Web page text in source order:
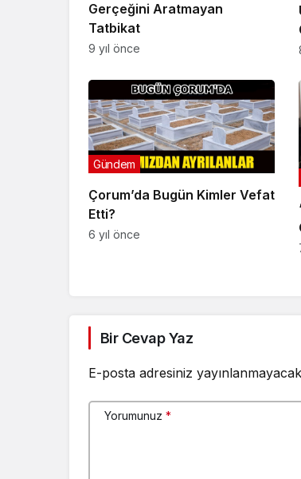
Gerçeğini Aratmayan
Tatbikat
9 yıl önce
Çorum’da Bugün Kimler Vefat
Etti?
Gündem
6 yıl önce
Bir Cevap Yaz
E-posta adresiniz
Yorumunuz *